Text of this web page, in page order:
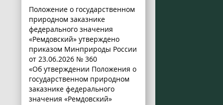
Положение о государственном
природном заказнике
федерального значения
«Ремдовский» утверждено
приказом Минприроды России
от 23.06.2026 № 360
«Об утверждении Положения о
государственном природном
заказнике федерального
значения «Ремдовский»